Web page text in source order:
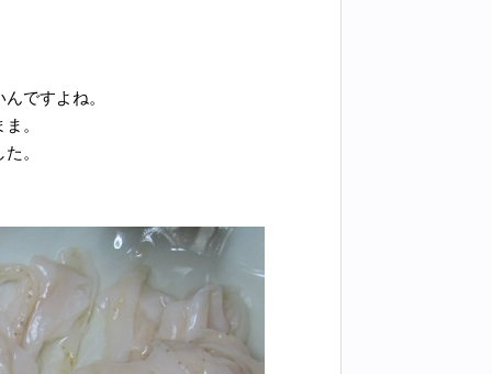
ですよね。
。
。